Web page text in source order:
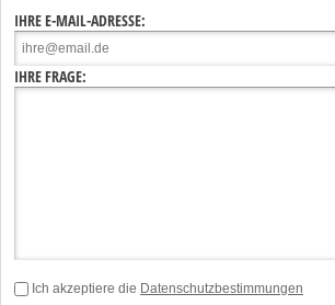
IHRE E-MAIL-ADRESSE:
IHRE FRAGE:
Ich akzeptiere die Datenschutzbestimmungen